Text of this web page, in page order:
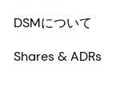
DSMについて
Shares & ADRs